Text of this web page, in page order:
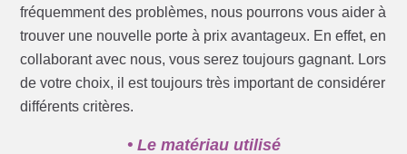
fréquemment des problèmes, nous pourrons vous aider à
trouver une nouvelle porte à prix avantageux. En effet, en
collaborant avec nous, vous serez toujours gagnant. Lors
de votre choix, il est toujours très important de considérer
différents critères.
• Le matériau utilisé